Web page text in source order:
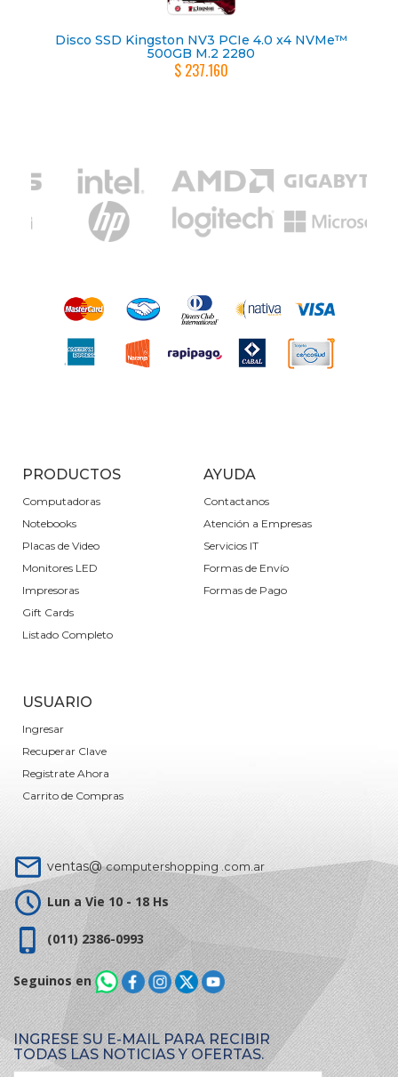
Disco SSD Kingston NV3 PCIe 4.0 x4 NVMe™
500GB M.2 2280
$ 237.160
PRODUCTOS
Computadoras
Notebooks
Placas de Video
Monitores LED
Impresoras
Gift Cards
Listado Completo
AYUDA
Contactanos
Atención a Empresas
Servicios IT
Formas de Envío
Formas de Pago
USUARIO
Ingresar
Recuperar Clave
Registrate Ahora
Carrito de Compras
ventas@computershopping .com.ar
Lun a Vie 10 - 18 Hs
(011) 2386-0993
Seguinos en
INGRESE SU E-MAIL PARA RECIBIR
TODAS LAS NOTICIAS Y OFERTAS.